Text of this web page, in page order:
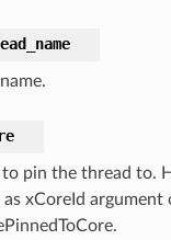
pin the thread to.
as xCoreId argument